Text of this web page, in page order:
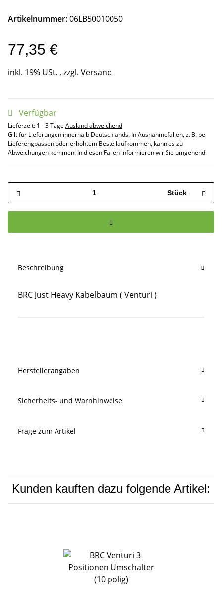
Artikelnummer:06LB50010050
77,35 €
inkl. 19% USt. , zzgl. Versand
Verfügbar
Lieferzeit: 1 - 3 Tage Ausland abweichend
Gilt für Lieferungen innerhalb Deutschlands. In Ausnahmefällen, z. B. bei
Lieferengpässen oder erhöhtem Bestellaufkommen, kann es zu
Abweichungen kommen. In diesen Fällen informieren wir Sie umgehend.
Stück
Beschreibung
BRC Just Heavy Kabelbaum ( Venturi )
Herstellerangaben
Sicherheits- und Warnhinweise
Frage zum Artikel
Kunden kauften dazu folgende Artikel: